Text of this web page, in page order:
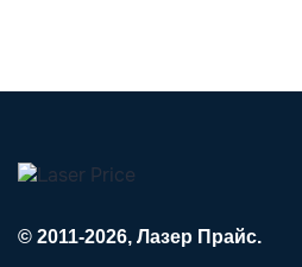
© 2011-2026, Лазер Прайс.